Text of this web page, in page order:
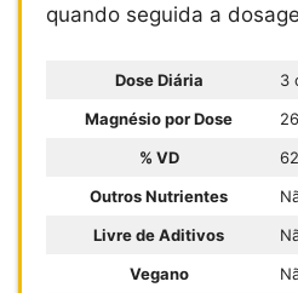
quando seguida a
Dose Diária
3
Magnésio por Dose
% VD
Outros Nutrientes
Livre de Aditivos
Vegano